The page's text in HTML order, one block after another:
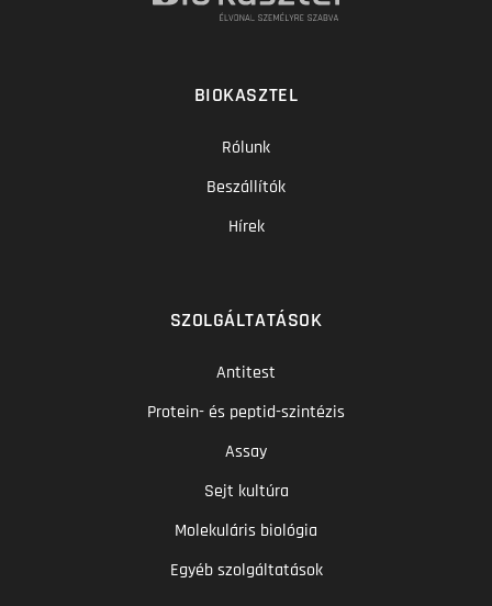
BIOKASZTEL
Rólunk
Beszállítók
Hírek
SZOLGÁLTATÁSOK
Antitest
Protein- és peptid-szintézis
Assay
Sejt kultúra
Molekuláris biológia
Egyéb szolgáltatások